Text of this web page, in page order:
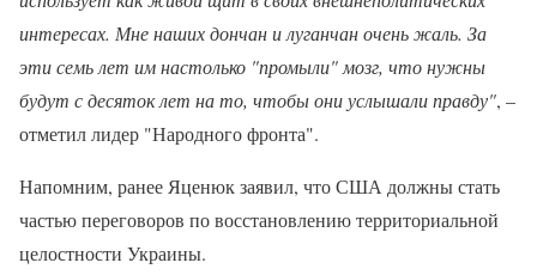
интересах. Мне наших дончан и луганчан очень жаль. За
эти семь лет им настолько "промыли" мозг, что нужны
будут с десяток лет на то, чтобы они услышали правду", –
отметил лидер "Народного фронта".
Напомним, ранее Яценюк заявил, что США должны стать
частью переговоров по восстановлению территориальной
целостности Украины.